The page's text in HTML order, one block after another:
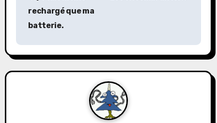
i
g
rechargé que ma
batterie.